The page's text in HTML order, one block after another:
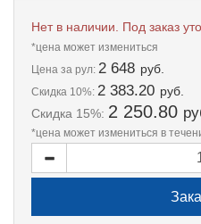
Нет в наличии. Под заказ
*цена может измениться
Цена за рул: 2 648 руб.
Скидка 10%: 2 383.20 руб.
Скидка 15%: 2 250.80
*цена может измениться в